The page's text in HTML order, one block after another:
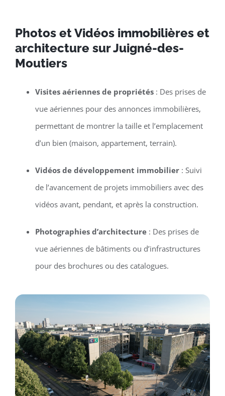
Photos et Vidéos immobilières et
architecture sur Juigné-des-
Moutiers
Visites aériennes de propriétés: Des prises de
vue aériennes pour des annonces immobilières,
permettant de montrer la taille et l’emplacement
d’un bien (maison, appartement, terrain).
Vidéos de développement immobilier: Suivi
de l’avancement de projets immobiliers avec des
vidéos avant, pendant, et après la construction.
Photographies d’architecture: Des prises de
vue aériennes de bâtiments ou d’infrastructures
pour des brochures ou des catalogues.